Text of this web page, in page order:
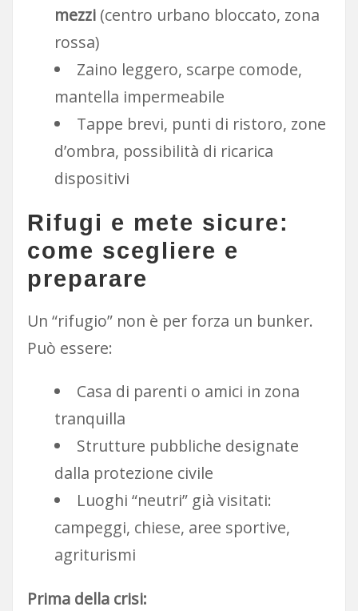
mezzi (centro urbano bloccato, zona
rossa)
Zaino leggero, scarpe comode,
mantella impermeabile
Tappe brevi, punti di ristoro, zone
d’ombra, possibilità di ricarica
dispositivi
Rifugi e mete sicure:
come scegliere e
preparare
Un “rifugio” non è per forza un bunker.
Può essere:
Casa di parenti o amici in zona
tranquilla
Strutture pubbliche designate
dalla protezione civile
Luoghi “neutri” già visitati:
campeggi, chiese, aree sportive,
agriturismi
Prima della crisi: